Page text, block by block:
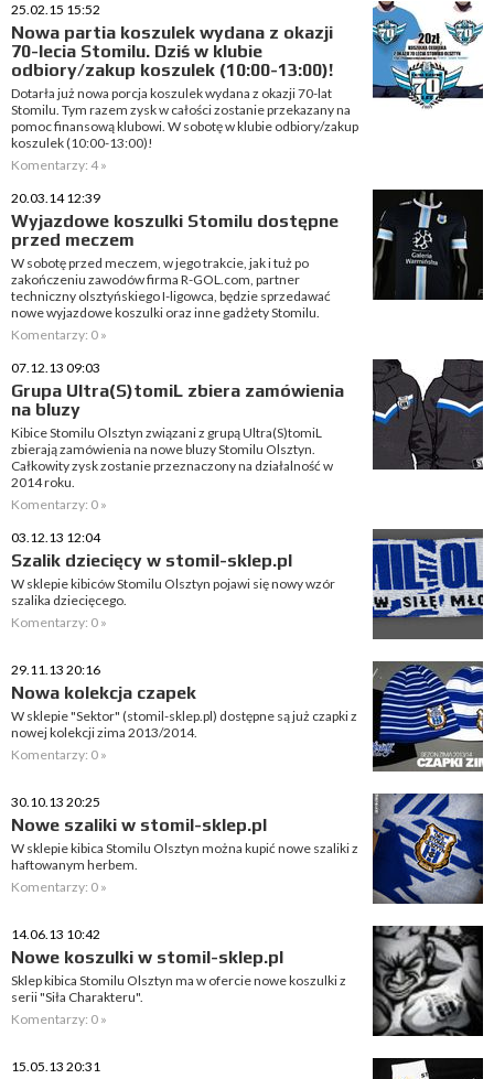
25.02.15 15:52
Nowa partia koszulek wydana z okazji
70-lecia Stomilu. Dziś w klubie
odbiory/zakup koszulek (10:00-13:00)!
Dotarła już nowa porcja koszulek wydana z okazji 70-lat
Stomilu. Tym razem zysk w całości zostanie przekazany na
pomoc finansową klubowi. W sobotę w klubie odbiory/zakup
koszulek (10:00-13:00)!
Komentarzy: 4 »
20.03.14 12:39
Wyjazdowe koszulki Stomilu dostępne
przed meczem
W sobotę przed meczem, w jego trakcie, jak i tuż po
zakończeniu zawodów firma R-GOL.com, partner
techniczny olsztyńskiego I-ligowca, będzie sprzedawać
nowe wyjazdowe koszulki oraz inne gadżety Stomilu.
Komentarzy: 0 »
07.12.13 09:03
Grupa Ultra(S)tomiL zbiera zamówienia
na bluzy
Kibice Stomilu Olsztyn związani z grupą Ultra(S)tomiL
zbierają zamówienia na nowe bluzy Stomilu Olsztyn.
Całkowity zysk zostanie przeznaczony na działalność w
2014 roku.
Komentarzy: 0 »
03.12.13 12:04
Szalik dziecięcy w stomil-sklep.pl
W sklepie kibiców Stomilu Olsztyn pojawi się nowy wzór
szalika dziecięcego.
Komentarzy: 0 »
29.11.13 20:16
Nowa kolekcja czapek
W sklepie "Sektor" (stomil-sklep.pl) dostępne są już czapki z
nowej kolekcji zima 2013/2014.
Komentarzy: 0 »
30.10.13 20:25
Nowe szaliki w stomil-sklep.pl
W sklepie kibica Stomilu Olsztyn można kupić nowe szaliki z
haftowanym herbem.
Komentarzy: 0 »
14.06.13 10:42
Nowe koszulki w stomil-sklep.pl
Sklep kibica Stomilu Olsztyn ma w ofercie nowe koszulki z
serii "Siła Charakteru".
Komentarzy: 0 »
15.05.13 20:31